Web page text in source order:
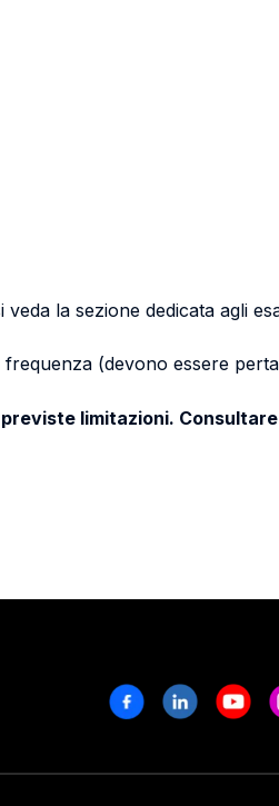
la sezione dedicata agli
(devono essere
limitazioni. Consultare
FacebookLinkedin